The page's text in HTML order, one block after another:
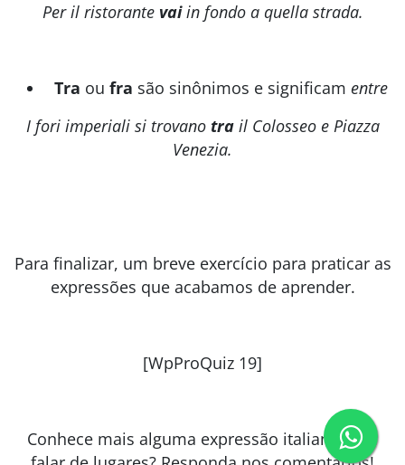
Per il ristorante vaiin fondo a quella strada.
Tra ou fra são sinônimos e significam entre
I fori imperiali si trovano trail Colosseo e Piazza
Venezia.
Para finalizar, um breve exercício para praticar as
expressões que acabamos de aprender.
[WpProQuiz 19]
Conhece mais alguma expressão italiana para